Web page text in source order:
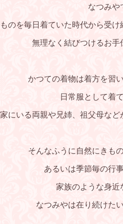
なつみや
のを毎日着ていた時代から受
無理なく結びつけるお手
かつての着物は着方を習
日常服として着
家にいる両親や兄姉、祖父母など
そんなふうに自然にきも
あるいは季節毎の行
家族のような身近
なつみやは在り続けた